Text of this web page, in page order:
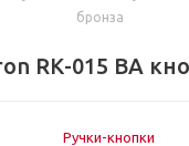
бронза
RК-015 BA